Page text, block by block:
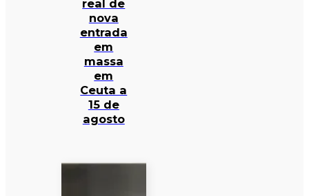
real de
nova
entrada
em
massa
em
Ceuta a
15 de
agosto